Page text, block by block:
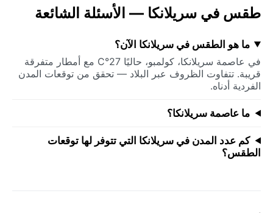
طقس في سريلانكا — الأسئلة الشائعة
ما هو الطقس في سريلانكا الآن؟
في عاصمة سريلانكا، كولمبو، حاليًا 27°C مع أمطار متفرقة
قريبة. تتفاوت الظروف عبر البلاد — تحقق من توقعات المدن
الفردية أدناه.
ما عاصمة سريلانكا؟
كم عدد المدن في سريلانكا التي تتوفر لها توقعات
الطقس؟